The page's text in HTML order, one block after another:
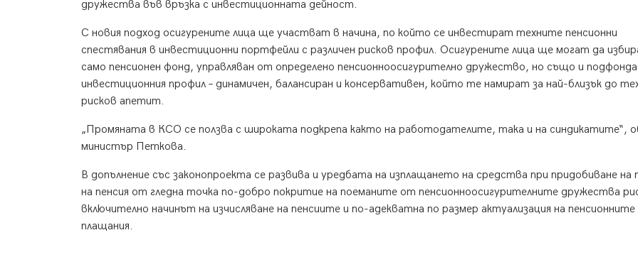
дружества във връзка с инвестиционната дейност.
С новия подход осигурените лица ще участват в начина, по който се инвестират техните пенсионни
спестявания в инвестиционни портфейли с различен рисков профил. Осигурените лица ще могат да
само пенсионен фонд, управляван от определено пенсионноосигурително дружество, но също и
инвестиционния профил – динамичен, балансиран и консервативен, който те намират за най-близък до
рисков апетит.
„Промяната в КСО се ползва с широката подкрепа както на работодателите, така и на синдикатите“,
министър Петкова.
В допълнение със законопроекта се развива и уредбата на изплащането на средства при придобиване на
на пенсия от гледна точка по-добро покритие на поеманите от пенсионноосигурителните дружества
включително начинът на изчисляване на пенсиите и по-адекватна по размер актуализация на пенсионните
плащания.